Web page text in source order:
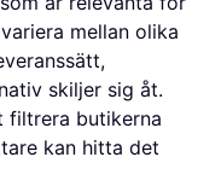
mellan olika
skiljer sig åt.
butikerna
kan hitta det